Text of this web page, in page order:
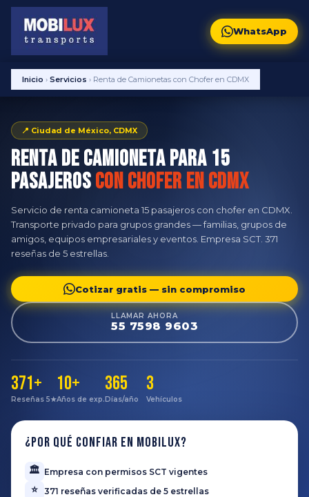
WhatsApp
Inicio › Servicios › Renta de Camionetas con Chofer en CDMX
📍 Ciudad de México, CDMX
Renta de Camioneta para 15
Pasajeroscon Chofer en CDMX
Servicio de renta camioneta 15 pasajeros con chofer en CDMX.
Transporte privado para grupos grandes — familias, grupos de
amigos, equipos empresariales y eventos. Empresa SCT. 371
reseñas de 5 estrellas.
Cotizar gratis — sin compromiso
LLAMAR AHORA
55 7598 9603
371+
Reseñas 5★
10+
Años de exp.
365
Días/año
3
Vehículos
¿Por qué confiar en Mobilux?
🏛️ Empresa con permisos SCT vigentes
⭐ 371 reseñas verificadas de 5 estrellas